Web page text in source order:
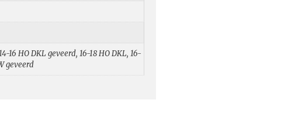
16 HO DKL geveerd, 16-18 HO DKL, 16-
geveerd